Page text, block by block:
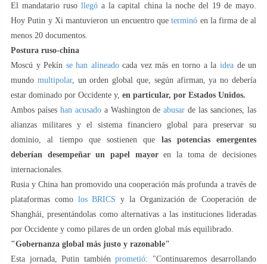
El mandatario rusollegó a la capital china la noche del 19 de mayo.
Hoy Putin y Xi mantuvieron un encuentro queterminó en la firma de al
menos 20 documentos.
Postura ruso-china
Moscú y Pekín se han alineadocada vez más en torno a la ideade un
mundo multipolar, un orden global que, según afirman, ya no debería
estar dominado por Occidente y, en particular, por Estados Unidos.
Ambos países han acusadoa Washington deabusar de las sanciones, las
alianzas militares y el sistema financiero global para preservar su
dominio, al tiempo que sostienen que las potencias emergentes
deberían desempeñar un papel mayoren la toma de decisiones
internacionales.
Rusia y China han promovido una cooperación más profunda a través de
plataformas como los BRICS y la Organización de Cooperación de
Shanghái, presentándolas como alternativas a las instituciones lideradas
por Occidente y como pilares de un orden global más equilibrado.
"Gobernanza global más justo y razonable"
Esta jornada, Putin también prometió: "Continuaremos desarrollando